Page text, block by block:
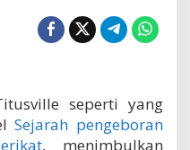
seperti yang
Sejarah pengeboran
, menimbulkan